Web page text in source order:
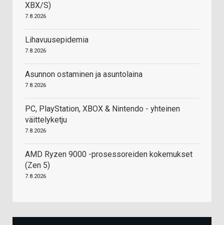
XBX/S)
7.8.2026
Lihavuusepidemia
7.8.2026
Asunnon ostaminen ja asuntolaina
7.8.2026
PC, PlayStation, XBOX & Nintendo - yhteinen
väittelyketju
7.8.2026
AMD Ryzen 9000 -prosessoreiden kokemukset
(Zen 5)
7.8.2026